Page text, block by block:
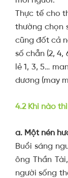
Thực tế cho
thường chọn
cũng đốt cả
số chẵn (2, 4,
lẻ 1, 3, 5…
dương (may
4.2 Khi nào
a. Một nén
Buổi sáng
ông Thần
người sống